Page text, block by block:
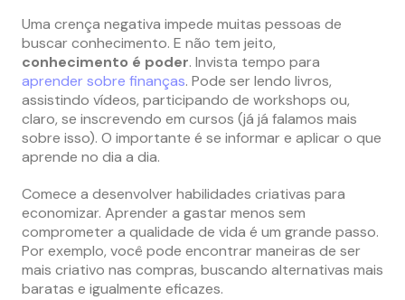
Uma crença negativa impede muitas pessoas de
buscar conhecimento. E não tem jeito,
conhecimento é poder. Invista tempo para
aprender sobre finanças. Pode ser lendo livros,
assistindo vídeos, participando de workshops ou,
claro, se inscrevendo em cursos (já já falamos mais
sobre isso). O importante é se informar e aplicar o que
aprende no dia a dia.
Comece a desenvolver habilidades criativas para
economizar. Aprender a gastar menos sem
comprometer a qualidade de vida é um grande passo.
Por exemplo, você pode encontrar maneiras de ser
mais criativo nas compras, buscando alternativas mais
baratas e igualmente eficazes.